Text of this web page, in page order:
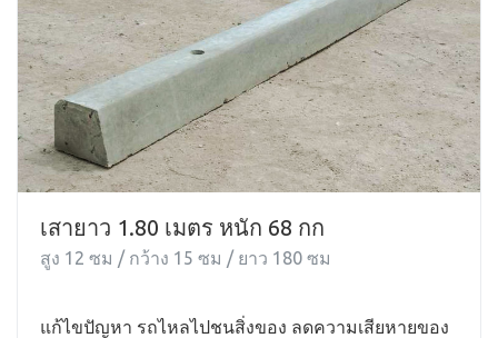
เสายาว 1.80 เมตร หนัก 68 กก
สูง 12 ซม / กว้าง 15 ซม / ยาว 180 ซม
แก้ไขปัญหา รถไหลไปชนสิ่งของ ลดความเสียหายของ